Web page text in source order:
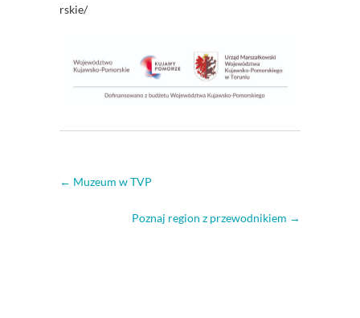
rskie/
← Muzeum w TVP
Poznaj region z przewodnikiem →